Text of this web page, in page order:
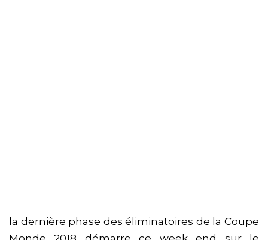
la dernière phase des éliminatoires de la Coupe